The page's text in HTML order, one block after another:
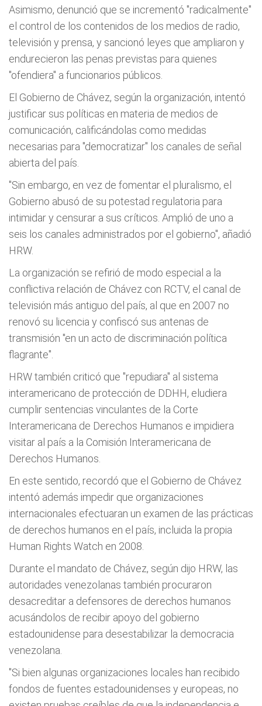
Asimismo, denunció que se incrementó "radicalmente"
el control de los contenidos de los medios de radio,
televisión y prensa, y sancionó leyes que ampliaron y
endurecieron las penas previstas para quienes
"ofendiera" a funcionarios públicos.
El Gobierno de Chávez, según la organización, intentó
justificar sus políticas en materia de medios de
comunicación, calificándolas como medidas
necesarias para "democratizar" los canales de señal
abierta del país.
"Sin embargo, en vez de fomentar el pluralismo, el
Gobierno abusó de su potestad regulatoria para
intimidar y censurar a sus críticos. Amplió de uno a
seis los canales administrados por el gobierno", añadió
HRW.
La organización se refirió de modo especial a la
conflictiva relación de Chávez con RCTV, el canal de
televisión más antiguo del país, al que en 2007 no
renovó su licencia y confiscó sus antenas de
transmisión "en un acto de discriminación política
flagrante".
HRW también criticó que "repudiara" al sistema
interamericano de protección de DDHH, eludiera
cumplir sentencias vinculantes de la Corte
Interamericana de Derechos Humanos e impidiera
visitar al país a la Comisión Interamericana de
Derechos Humanos.
En este sentido, recordó que el Gobierno de Chávez
intentó además impedir que organizaciones
internacionales efectuaran un examen de las prácticas
de derechos humanos en el país, incluida la propia
Human Rights Watch en 2008.
Durante el mandato de Chávez, según dijo HRW, las
autoridades venezolanas también procuraron
desacreditar a defensores de derechos humanos
acusándolos de recibir apoyo del gobierno
estadounidense para desestabilizar la democracia
venezolana.
"Si bien algunas organizaciones locales han recibido
fondos de fuentes estadounidenses y europeas, no